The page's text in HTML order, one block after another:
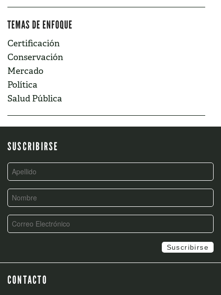
TEMAS DE ENFOQUE
Certificación
Conservación
Mercado
Política
Salud Pública
SUSCRIBIRSE
CONTACTO